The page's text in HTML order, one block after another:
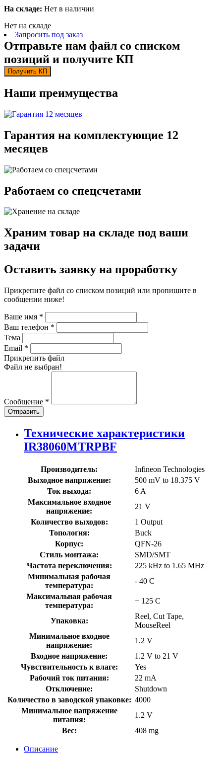
На складе: Нет в наличии
Нет на складе
Запросить под заказ
Отправьте нам файл со списком
позиций и получите КП
Получить КП
Наши преимущества
Гарантия на комплектующие 12
месяцев
Работаем со спецсчетами
Храним товар на складе под ваши
задачи
Оставить заявку на проработку
Прикрепите файл со списком позиций или пропишите в
сообщении ниже!
Ваше имя *
Ваш телефон *
Тема
Email *
Прикрепить файл
Файл не выбран!
Сообщение *
Отправить
Технические характеристики
IR38060MTRPBF
Производитель:
Infineon Technologies
Выходное напряжение:
500 mV to 18.375 V
Ток выхода:
6 A
Максимальное входное
напряжение:
21 V
Количество выходов:
1 Output
Топология:
Buck
Корпус:
QFN-26
Стиль монтажа:
SMD/SMT
Частота переключения:
225 kHz to 1.65 MHz
Минимальная рабочая
температура:
- 40 C
Максимальная рабочая
температура:
+ 125 C
Упаковка:
Reel, Cut Tape,
MouseReel
Минимальное входное
напряжение:
1.2 V
Входное напряжение:
1.2 V to 21 V
Чувствительность к влаге:
Yes
Рабочий ток питания:
22 mA
Отключение:
Shutdown
Количество в заводской упаковке: 4000
Минимальное напряжение
питания:
1.2 V
Вес:
408 mg
Описание